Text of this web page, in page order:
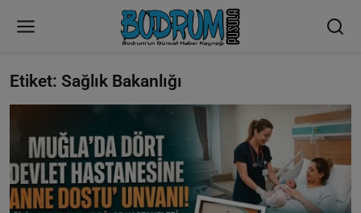
Etiket: Sağlık Bakanlığı